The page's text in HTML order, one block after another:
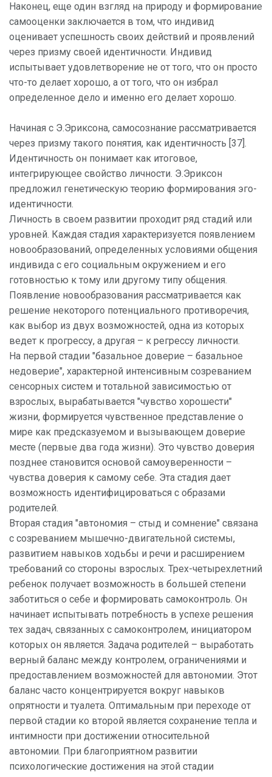
Наконец, еще один взгляд на природу и формирование
самооценки заключается в том, что индивид
оценивает успешность своих действий и проявлений
через призму своей идентичности. Индивид
испытывает удовлетворение не от того, что он просто
что-то делает хорошо, а от того, что он избрал
определенное дело и именно его делает хорошо.
Начиная с Э.Эриксона, самосознание рассматривается
через призму такого понятия, как идентичность [37].
Идентичность он понимает как итоговое,
интегрирующее свойство личности. Э.Эриксон
предложил генетическую теорию формирования эго-
идентичности.
Личность в своем развитии проходит ряд стадий или
уровней. Каждая стадия характеризуется появлением
новообразований, определенных условиями общения
индивида с его социальным окружением и его
готовностью к тому или другому типу общения.
Появление новообразования рассматривается как
решение некоторого потенциального противоречия,
как выбор из двух возможностей, одна из которых
ведет к прогрессу, а другая – к регрессу личности.
На первой стадии "базальное доверие – базальное
недоверие", характерной интенсивным созреванием
сенсорных систем и тотальной зависимостью от
взрослых, вырабатывается "чувство хорошести"
жизни, формируется чувственное представление о
мире как предсказуемом и вызывающем доверие
месте (первые два года жизни). Это чувство доверия
позднее становится основой самоуверенности –
чувства доверия к самому себе. Эта стадия дает
возможность идентифицироваться с образами
родителей.
Вторая стадия "автономия – стыд и сомнение" связана
с созреванием мышечно-двигательной системы,
развитием навыков ходьбы и речи и расширением
требований со стороны взрослых. Трех-четырехлетний
ребенок получает возможность в большей степени
заботиться о себе и формировать самоконтроль. Он
начинает испытывать потребность в успехе решения
тех задач, связанных с самоконтролем, инициатором
которых он является. Задача родителей – выработать
верный баланс между контролем, ограничениями и
предоставлением возможностей для автономии. Этот
баланс часто концентрируется вокруг навыков
опрятности и туалета. Оптимальным при переходе от
первой стадии ко второй является сохранение тепла и
интимности при достижении относительной
автономии. При благоприятном развитии
психологические достижения на этой стадии